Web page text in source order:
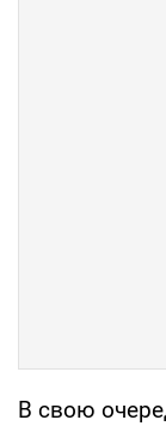
В свою